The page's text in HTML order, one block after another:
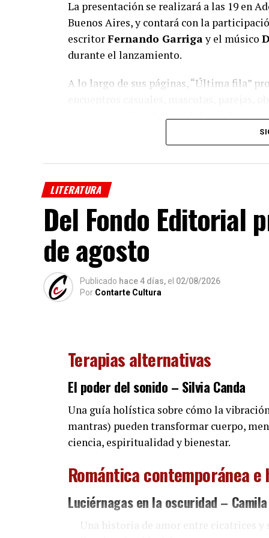
La presentación se realizará a las 19 en
Buenos Aires, y contará con la
escritorFernando Garrigay el músico
durante el lanzamiento.
A lo largo de sus páginas, “Última fila”
temas como los afectos, el deseo, la
Aunque cada cuento funciona de
e inquietante.
Garriga definió el libro como una obra
señaló que sus relatos evocan “El
lector a sumergirse en escenas pobladas
también oscuros”.
SegúnGarriga, en estas historias
Böhmtiene una trayectoria que combina
autores como
y videoclips distinguidos en festivales
2008 la Slought Foundation de Filadelfia
novela “Fuera de cuadro” (2019) y del
mal” (2023), al que ahora suma “Última
LITERATURA
Del Fondo Editorial
de agosto
Publicado hace 4 días, el 02/08/2026
Por Contarte Cultura
Terapias alternativas
El poder del sonido – Silvia Canda
Una guía holística sobre cómo la
mantras) pueden transformar cuerpo,
ciencia, espiritualidad y bienestar.
Romántica contemporánea
Luciérnagas en la oscuridad –
Una historia de amor entre cicatrices y